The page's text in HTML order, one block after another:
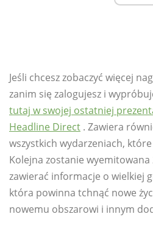
Jeśli chcesz zobaczyć więcej
zanim się zalogujesz i
tutaj w swojej ostatniej
Headline Direct . Zawiera
wszystkich wydarzeniach, które
Kolejna zostanie
zawierać informacje o wielkiej
która powinna tchnąć nowe
nowemu obszarowi i innym